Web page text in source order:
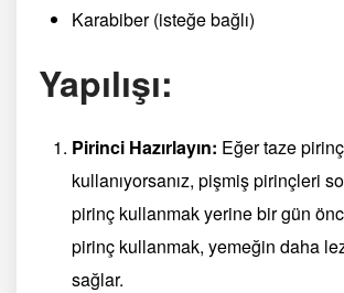
Karabiber (isteğe bağlı)
Yapılışı:
Pirinci Hazırlayın: Eğer taze pirinç
kullanıyorsanız, pişmiş pirinçleri
pirinç kullanmak yerine bir gün
pirinç kullanmak, yemeğin daha
sağlar.